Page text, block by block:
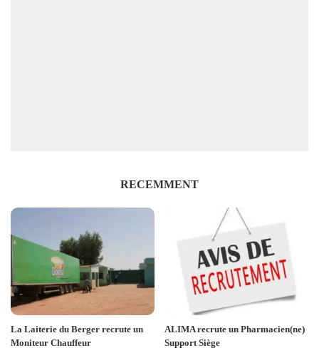
RECEMMENT
La Laiterie du Berger recrute un
Moniteur Chauffeur
ALIMA recrute un Pharmacien(ne)
Support Siège